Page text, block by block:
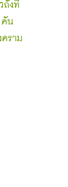
ถังที่
คัน
ราม